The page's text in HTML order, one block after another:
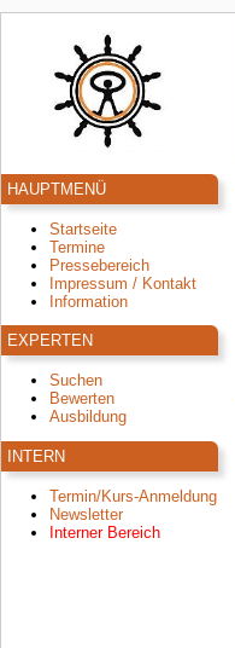
HAUPTMENÜ
Startseite
Termine
Pressebereich
Impressum / Kontakt
Information
EXPERTEN
Suchen
Bewerten
Ausbildung
INTERN
Termin/Kurs-Anmeldung
Newsletter
Interner Bereich